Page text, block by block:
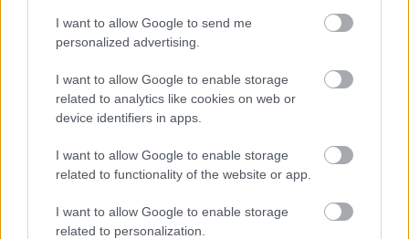
I want to allow Google to send me
personalized advertising.
I want to allow Google to enable storage
related to analytics like cookies on web or
device identifiers in apps.
I want to allow Google to enable storage
related to functionality of the website or app.
I want to allow Google to enable storage
related to personalization.
Hozzászólások
Rákkezelésre kell a pénz, eladja
filmes relikviáit a Dawson és a
haverok főszereplője
| 2025 november 13. 10:49